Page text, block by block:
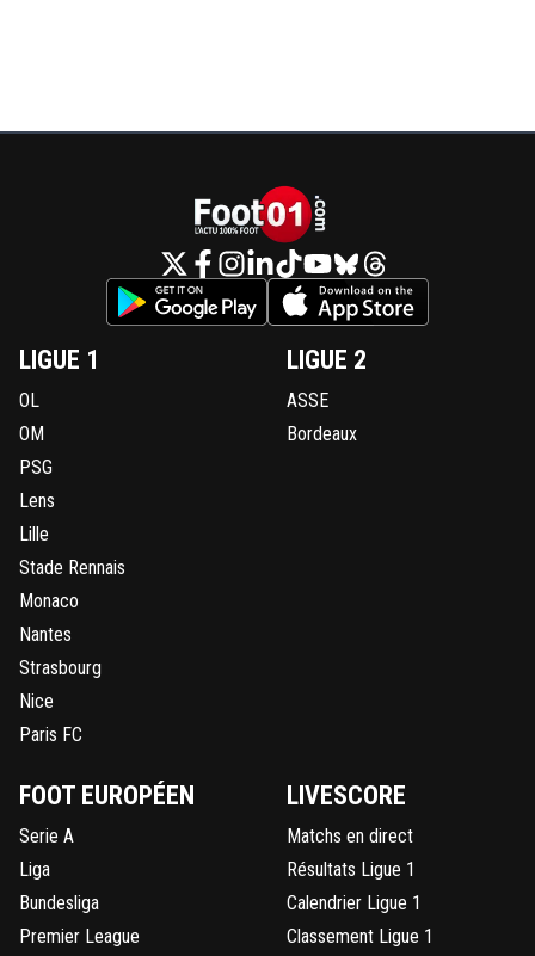
LIGUE 1
OL
OM
PSG
Lens
Lille
Stade Rennais
Monaco
Nantes
Strasbourg
Nice
Paris FC
LIGUE 2
ASSE
Bordeaux
FOOT EUROPÉEN
Serie A
Liga
Bundesliga
Premier League
LIVESCORE
Matchs en direct
Résultats Ligue 1
Calendrier Ligue 1
Classement Ligue 1